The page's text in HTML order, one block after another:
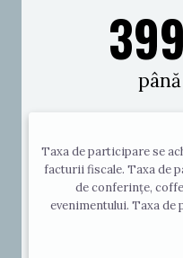
399
Taxa de participare se
facturii fiscale. Taxa de
de conferințe,
evenimentului. Taxa de